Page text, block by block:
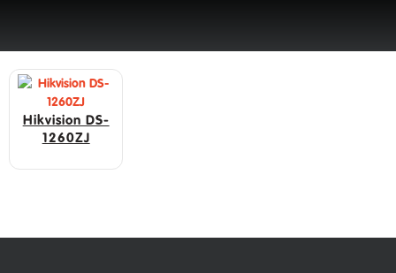
Hikvision DS-
1260ZJ